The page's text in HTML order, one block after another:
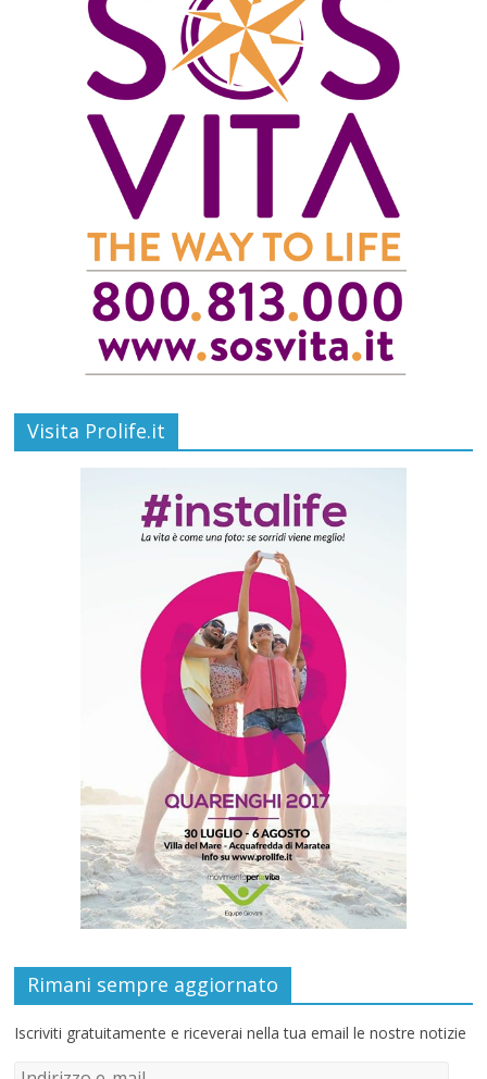
Visita Prolife.it
Rimani sempre aggiornato
Iscriviti gratuitamente e riceverai nella tua email le nostre notizie